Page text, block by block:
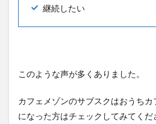
継続したい
このような声が多くありました。
カフェメゾンのサブスクはおうち
になった方はチェックしてみてくだ